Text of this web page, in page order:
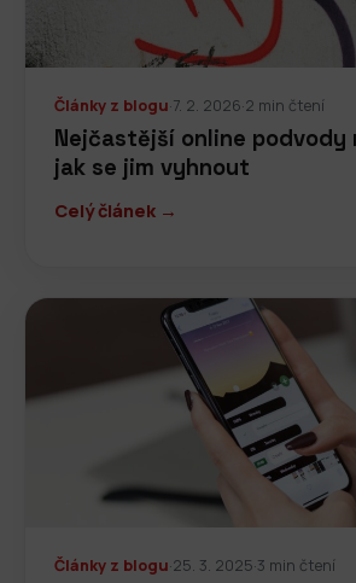
Články z blogu·7. 2. 2026·2 min čtení
Nejčastější online podvody
jak se jim vyhnout
Celý článek →
Články z blogu·25. 3. 2025·3 min čtení